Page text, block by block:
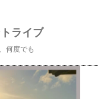
ライブ
何度でも